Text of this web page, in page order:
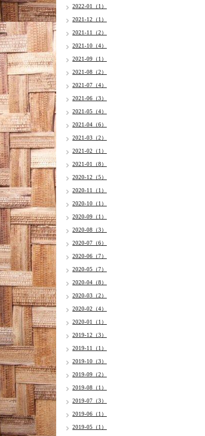
2022-01（1）
2021-12（1）
2021-11（2）
2021-10（4）
2021-09（1）
2021-08（2）
2021-07（4）
2021-06（3）
2021-05（4）
2021-04（6）
2021-03（2）
2021-02（1）
2021-01（8）
2020-12（5）
2020-11（1）
2020-10（1）
2020-09（1）
2020-08（3）
2020-07（6）
2020-06（7）
2020-05（7）
2020-04（8）
2020-03（2）
2020-02（4）
2020-01（1）
2019-12（3）
2019-11（1）
2019-10（3）
2019-09（2）
2019-08（1）
2019-07（3）
2019-06（1）
2019-05（1）